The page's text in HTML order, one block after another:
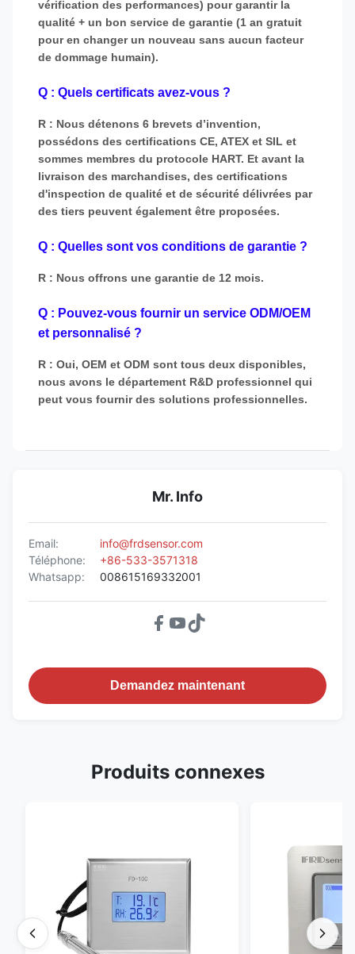
vérification des performances) pour garantir la
qualité + un bon service de garantie (1 an gratuit
pour en changer un nouveau sans aucun facteur
de dommage humain).
Q : Quels certificats avez-vous ?
R : Nous détenons 6 brevets d’invention,
possédons des certifications CE, ATEX et SIL et
sommes membres du protocole HART. Et avant la
livraison des marchandises, des certifications
d'inspection de qualité et de sécurité délivrées par
des tiers peuvent également être proposées.
Q : Quelles sont vos conditions de garantie ?
R : Nous offrons une garantie de 12 mois.
Q : Pouvez-vous fournir un service ODM/OEM
et personnalisé ?
R : Oui, OEM et ODM sont tous deux disponibles,
nous avons le département R&D professionnel qui
peut vous fournir des solutions professionnelles.
Mr. Info
Email:
info@frdsensor.com
Téléphone:
+86-533-3571318
Whatsapp:
008615169332001
Demandez maintenant
Produits connexes